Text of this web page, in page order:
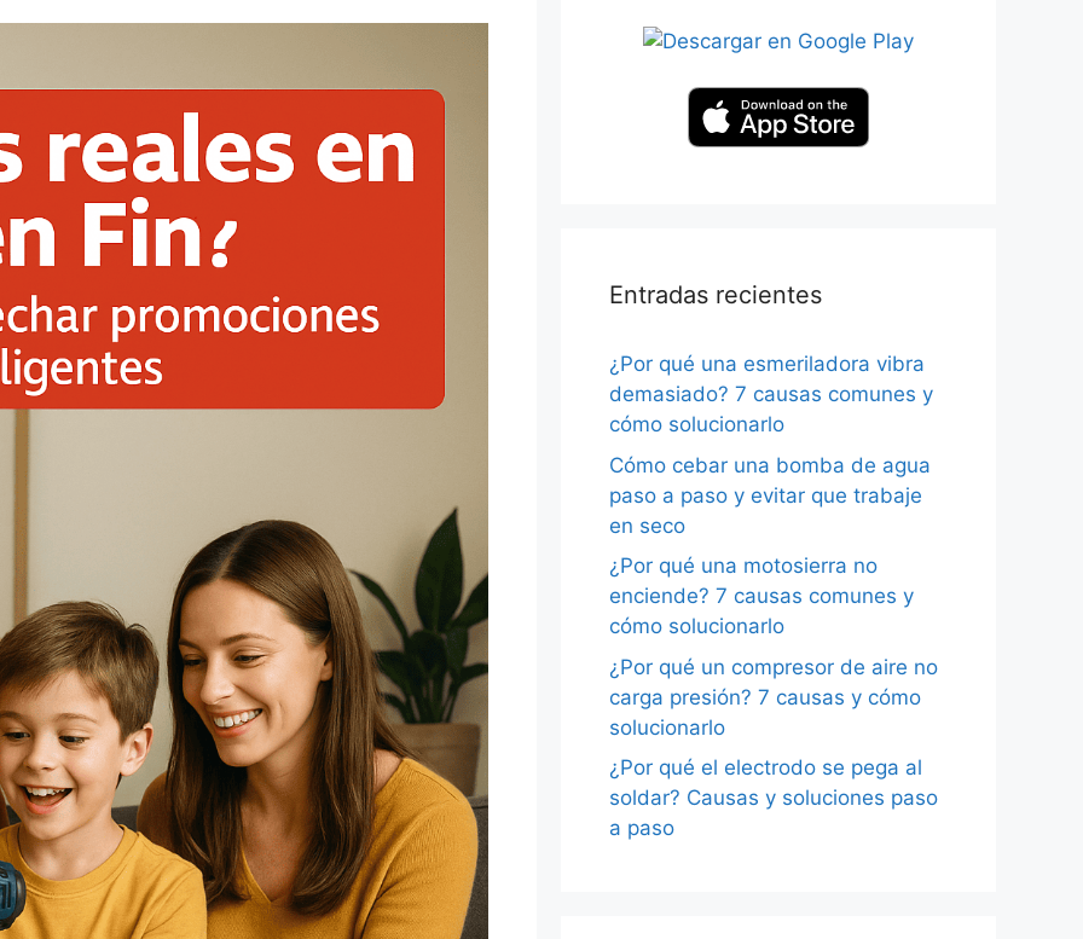
Entradas recientes
¿Por qué una esmeriladora vibra
demasiado? 7 causas comunes y
cómo solucionarlo
Cómo cebar una bomba de agua
paso a paso y evitar que trabaje
en seco
¿Por qué una motosierra no
enciende? 7 causas comunes y
cómo solucionarlo
¿Por qué un compresor de aire no
carga presión? 7 causas y cómo
solucionarlo
¿Por qué el electrodo se pega al
soldar? Causas y soluciones paso
a paso